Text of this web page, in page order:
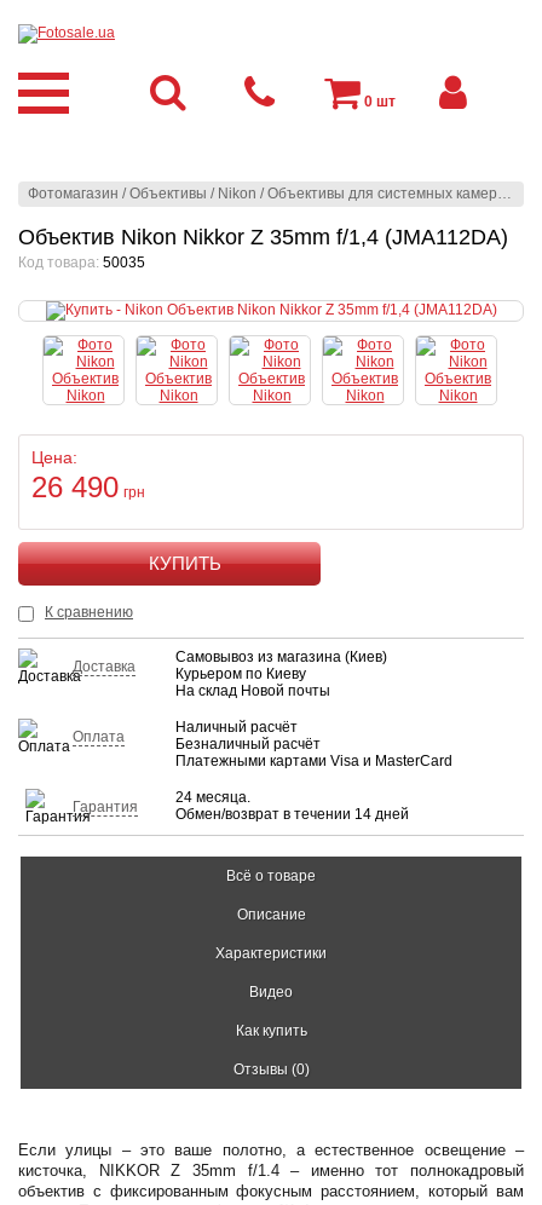
Фотомагазин /Объективы / Nikon /Объективы для системных камер /
Объектив Nikon Nikkor Z 35mm f/1,4 (JMA112DA)
Код товара: 50035
Цена:
26 490 грн
КУПИТЬ
К сравнению
Доставка
Самовывоз из магазина (Киев)
Курьером по Киеву
На склад Новой почты
Оплата
Наличный расчёт
Безналичный расчёт
Платежными картами Visa и MasterCard
Гарантия
24 месяца.
Обмен/возврат в течении 14 дней
Всё о товаре
Описание
Характеристики
Видео
Как купить
Отзывы (0)
Если улицы – это ваше полотно, а естественное освещение –
кисточка, NIKKOR Z 35mm f/1.4 – именно тот полнокадровый
объектив с фиксированным фокусным расстоянием, который вам
0 шт